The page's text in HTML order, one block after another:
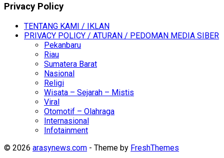
Privacy Policy
TENTANG KAMI / IKLAN
PRIVACY POLICY / ATURAN / PEDOMAN MEDIA SIBER
Pekanbaru
Riau
Sumatera Barat
Nasional
Religi
Wisata – Sejarah – Mistis
Viral
Otomotif – Olahraga
Internasional
Infotainment
© 2026 arasynews.com - Theme by FreshThemes